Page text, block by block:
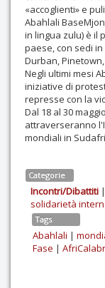
«accoglienti» e
Abahlali
in lingua zulu) è il
paese, con sedi
Durban,
Negli ultimi mesi
iniziative di
represse con la
Dal 18 al 30
attraverseranno
mondiali in
Categorie
Incontri/Dibattiti |
solidarietà
Tags
Abahlali |
Fase |